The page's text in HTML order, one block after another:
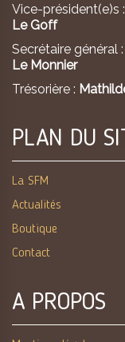
Vice-président(e)s :
Le Goff
Secrétaire général :
Le Monnier
Trésorière :
PLAN DU
La SFM
Actualités
Boutique
Contact
A PROPOS